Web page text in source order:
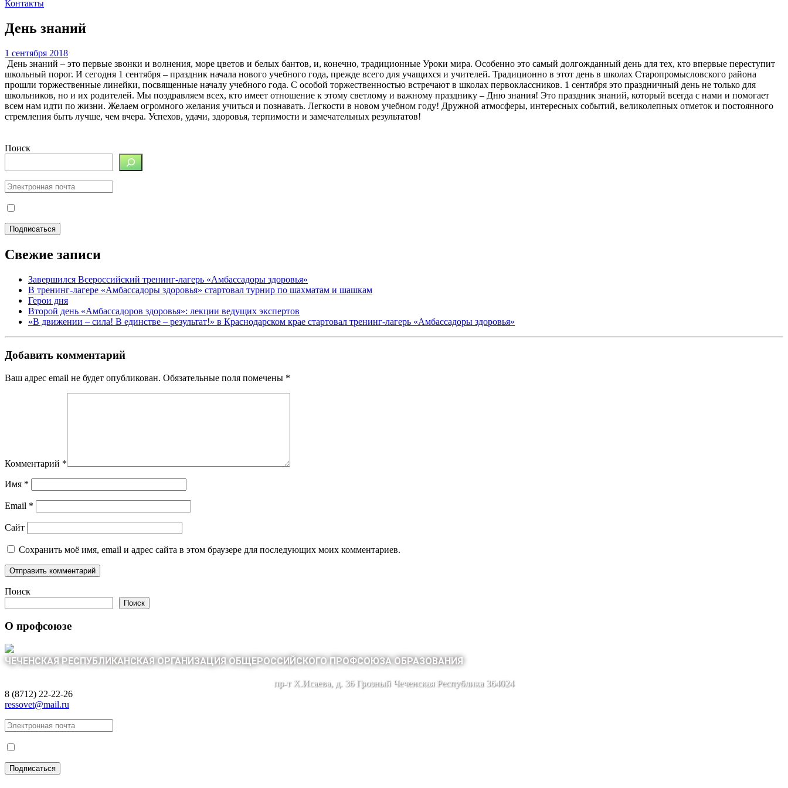
Контакты
День знаний
1 сентября 2018
День знаний – это первые звонки и волнения, море цветов и белых бантов, и, конечно, традиционные Уроки мира. Особенно это самый долгожданный день для тех, кто впервые переступит
школьный порог. И сегодня 1 сентября – праздник начала нового учебного года, прежде всего для учащихся и учителей. Традиционно в этот день в школах Старопромысловского района
прошли торжественные линейки, посвященные началу учебного года. С особой торжественностью встречают в школах первоклассников. 1 сентября это праздничный день не только для
школьников, но и их родителей. Мы поздравляем всех, кто имеет отношение к этому светлому и важному празднику – Дню знания! Это праздник знаний, который всегда с нами и помогает
всем нам идти по жизни. Желаем огромного желания учиться и познавать. Легкости в новом учебном году! Дружной атмосферы, интересных событий, великолепных отметок и постоянного
стремления быть лучше, чем вчера. Успехов, удачи, здоровья, терпимости и замечательных результатов!
Поиск
Свежие записи
Завершился Всероссийский тренинг-лагерь «Амбассадоры здоровья»
В тренинг-лагере «Амбассадоры здоровья» стартовал турнир по шахматам и шашкам
Герои дня
Второй день «Амбассадоров здоровья»: лекции ведущих экспертов
«В движении – сила! В единстве – результат!» в Краснодарском крае стартовал тренинг-лагерь «Амбассадоры здоровья»
Добавить комментарий
Ваш адрес email не будет опубликован. Обязательные поля помечены *
Комментарий *
Имя *
Email *
Сайт
Сохранить моё имя, email и адрес сайта в этом браузере для последующих моих комментариев.
Поиск
Поиск
О профсоюзе
ЧЕЧЕНСКАЯ РЕСПУБЛИКАНСКАЯ ОРГАНИЗАЦИЯ ОБЩЕРОССИЙСКОГО ПРОФСОЮЗА ОБРАЗОВАНИЯ
пр-т Х.Исаева, д. 36 Грозный Чеченская Республика 364024
8 (8712) 22-22-26
ressovet@mail.ru